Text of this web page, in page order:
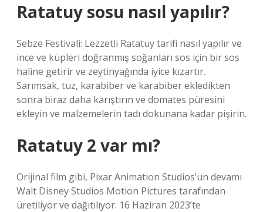
Ratatuy sosu nasıl yapılır?
Sebze Festivali: Lezzetli Ratatuy tarifi nasıl yapılır ve
ince ve küpleri doğranmış soğanları sos için bir sos
haline getirir ve zeytinyağında iyice kızartır.
Sarımsak, tuz, karabiber ve karabiber ekledikten
sonra biraz daha karıştırın ve domates püresini
ekleyin ve malzemelerin tadı dokunana kadar pişirin.
Ratatuy 2 var mı?
Orijinal film gibi, Pixar Animation Studios’un devamı
Walt Disney Studios Motion Pictures tarafından
üretiliyor ve dağıtılıyor. 16 Haziran 2023’te